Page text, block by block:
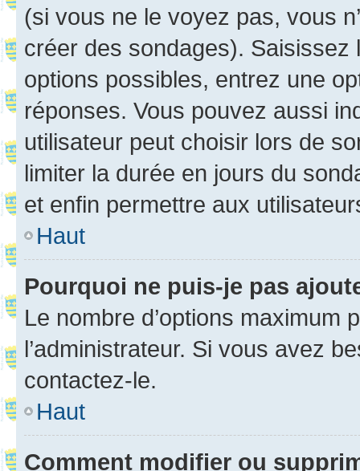
(si vous ne le voyez pas, vous
créer des sondages).
options possibles, entrez une
réponses. Vous pouvez aussi
utilisateur peut choisir lors de
limiter la durée en jours du
et enfin permettre aux
Haut
Pourquoi ne puis-je pas
Le nombre d’options maximum
l’administrateur. Si vous avez
contactez-le.
Haut
Comment modifier ou